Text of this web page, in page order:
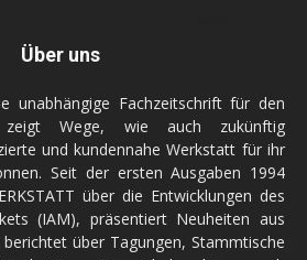
Über uns
unabhängige Fachzeitschrift für den
zeigt Wege, wie auch zukünftig
und kundennahe Werkstatt für ihr
Seit der ersten Ausgaben 1994
über die Entwicklungen des
(IAM), präsentiert Neuheiten aus
über Tagungen, Stammtische